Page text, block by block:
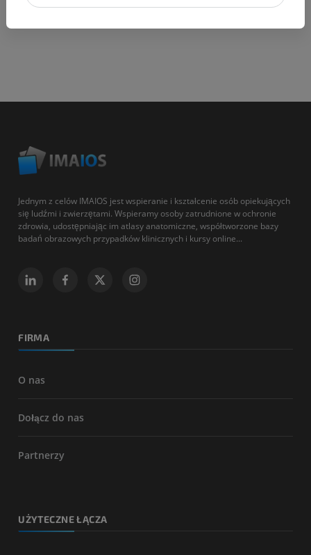
Jednym z celów IMAIOS jest wspieranie i kształcenie osób opiekujących
się ludźmi i zwierzętami. Wspieramy osoby zatrudnione w ochronie
zdrowia, udostępniając im atlasy anatomiczne, współtworzone bazy
badań obrazowych przypadków klinicznych i kursy online...
FIRMA
O nas
Dołącz do nas
Partnerzy
UŻYTECZNE ŁĄCZA